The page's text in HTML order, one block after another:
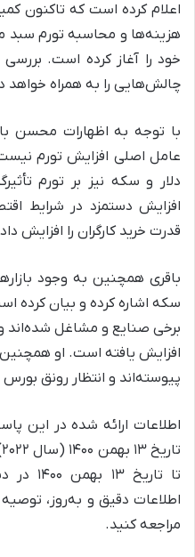
اعلام کرده است که تاکنون
هزینه‌ها و محاسبه تورم سبد
خود را آغاز کرده است. بررسی
چالش‌هایی را به همراه
با توجه به اظهارات محسن
عامل اصلی افزایش تورم
دلار و سکه نیز بر تورم
افزایش دستمزد در شرایط
قدرت خرید کارگران را افزایش
باقری همچنین به وجود
سکه اشاره کرده و بیان کرده
برخی صنایع و مشاغل شده‌اند
افزایش یافته است. او
پیوسته‌اند و انتظار رونق
اطلاعات ارائه شده در این
تا
اطلاعات دقیق و به‌روز،
مراجعه کنید.